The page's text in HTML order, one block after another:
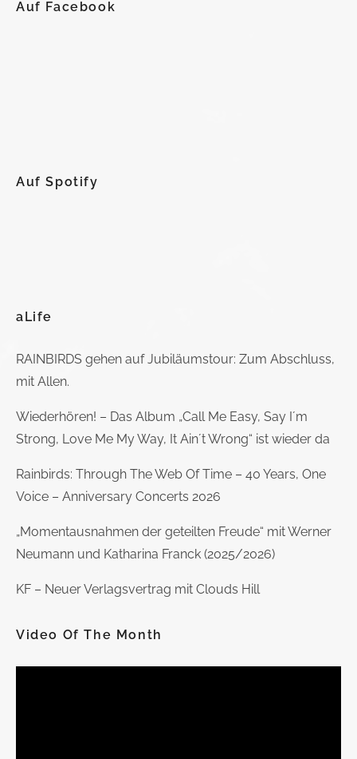
Auf Facebook
Auf Spotify
aLife
RAINBIRDS gehen auf Jubiläumstour: Zum Abschluss,
mit Allen.
Wiederhören! – Das Album „Call Me Easy, Say I´m
Strong, Love Me My Way, It Ain´t Wrong“ ist wieder da
Rainbirds: Through The Web Of Time – 40 Years, One
Voice – Anniversary Concerts 2026
„Momentausnahmen der geteilten Freude“ mit Werner
Neumann und Katharina Franck (2025/2026)
KF – Neuer Verlagsvertrag mit Clouds Hill
Video Of The Month